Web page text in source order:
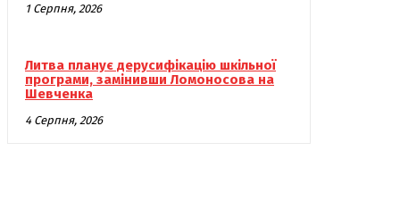
1 Серпня, 2026
Литва планує дерусифікацію шкільної
програми, замінивши Ломоносова на
Шевченка
4 Серпня, 2026